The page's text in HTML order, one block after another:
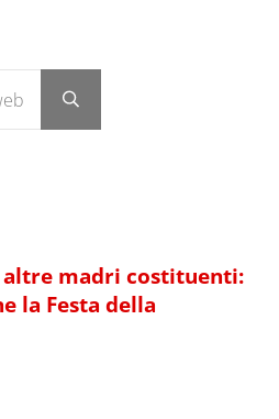
Submit search
altre madri costituenti:
la Festa della